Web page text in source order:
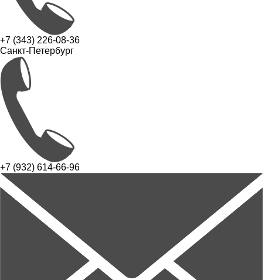
+7 (343) 226-08-36
Санкт-Петербург
+7 (932) 614-66-96